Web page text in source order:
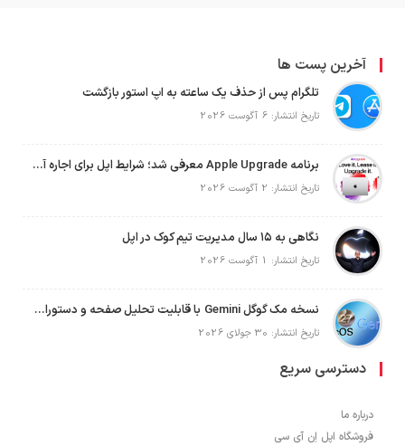
آخرین پست ها
تلگرام پس از حذف یک ساعته به اپ استور بازگشت
تاریخ انتشار: 6 آگوست 2026
برنامه Apple Upgrade معرفی شد؛ شرایط اپل برای اجاره آیفون، آیپد، مک و اپل واچ
تاریخ انتشار: 2 آگوست 2026
نگاهی به ۱۵ سال مدیریت تیم کوک در اپل
تاریخ انتشار: 1 آگوست 2026
نسخه مک گوگل Gemini با قابلیت تحلیل صفحه و دستورات صوتی در به‌روزرسانی جدید
تاریخ انتشار: 30 جولای 2026
دسترسی سریع
درباره ما
فروشگاه اپل اِن آی سی